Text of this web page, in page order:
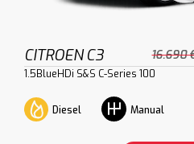
CITROEN C3 16.690
1.5BlueHDi S&S C-Series 100
Diesel Manual